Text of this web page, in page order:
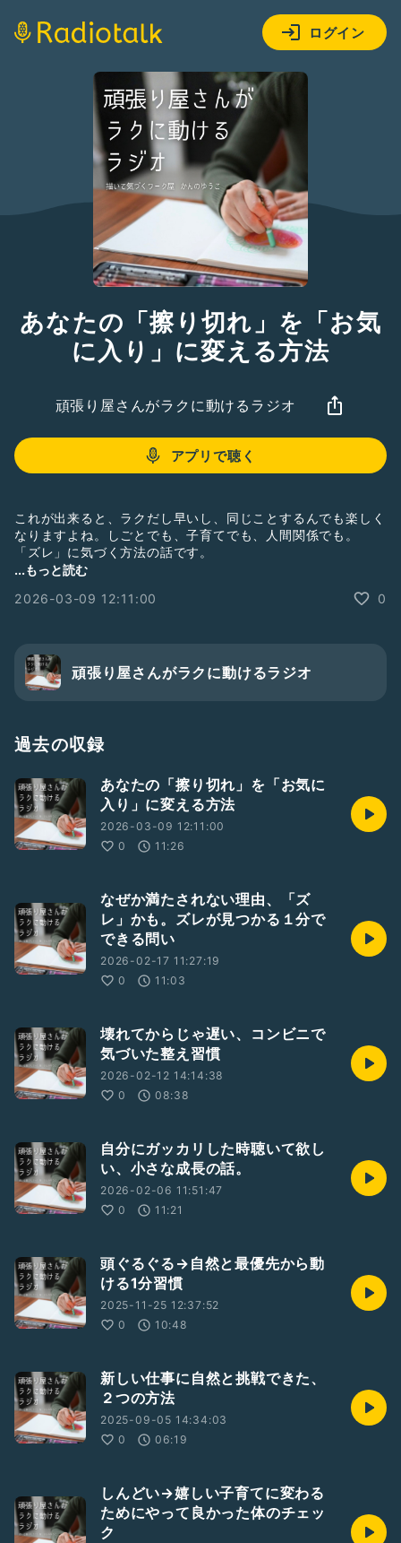
ログイン
あなたの「擦り切れ」を「お気
に入り」に変える方法
頑張り屋さんがラクに動けるラジオ
アプリで聴く
これが出来ると、ラクだし早いし、同じことするんでも楽しく
なりますよね。しごとでも、子育てでも、人間関係でも。
「ズレ」に気づく方法の話です。
https://note.com/watashino_tsukue/n/ne4eb0d51f152?
▼無料メルマガ
https://76auto.biz/tsukue_yuko/registp/entryform3.htm
▼毎月zoom開催！近道が見えて最優先からスイスイ動ける
https://yoyacoo.jp/customer/lp/HAF67c82cf91a873
▼オーダーメイド個人セッション
https://yoyacoo.jp/customer/lp/Yxe6784ef2d9540b
https://www.instagram.com/yuko.ponpoko?
igsh=eGZoeHZzOXZrbXNx&
;utm_source=qr
...もっと読む
2026-03-09 12:11:00
0
頑張り屋さんがラクに動けるラジオ
過去の収録
あなたの「擦り切れ」を「お気に
入り」に変える方法
2026-03-09 12:11:00
0
11:26
なぜか満たされない理由、「ズ
レ」かも。ズレが見つかる１分で
できる問い
2026-02-17 11:27:19
0
11:03
壊れてからじゃ遅い、コンビニで
気づいた整え習慣
2026-02-12 14:14:38
0
08:38
自分にガッカリした時聴いて欲し
い、小さな成長の話。
2026-02-06 11:51:47
0
11:21
頭ぐるぐる→自然と最優先から動
ける1分習慣
2025-11-25 12:37:52
0
10:48
新しい仕事に自然と挑戦できた、
２つの方法
2025-09-05 14:34:03
0
06:19
しんどい→嬉しい子育てに変わる
ためにやって良かった体のチェッ
ク